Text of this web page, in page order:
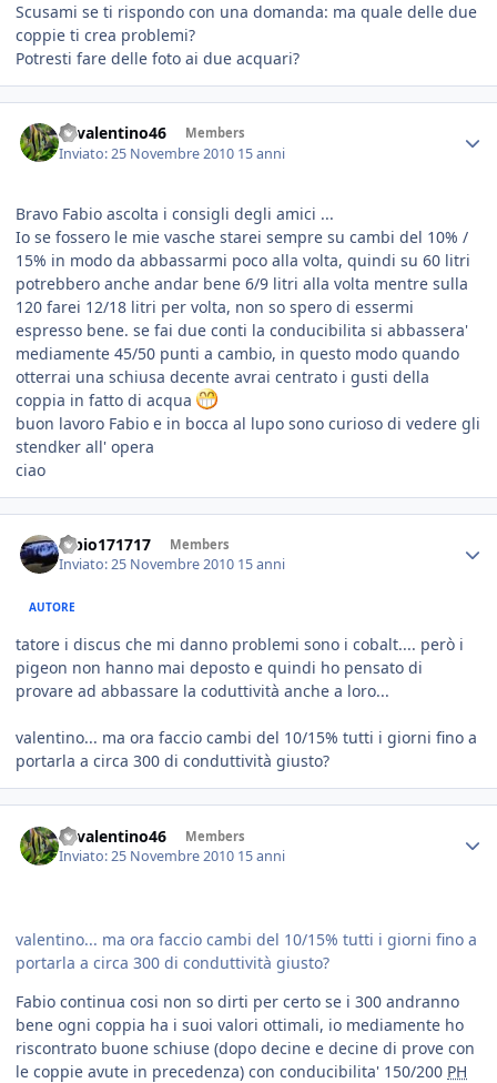
Scusami se ti rispondo con una domanda: ma quale delle due
coppie ti crea problemi?
Potresti fare delle foto ai due acquari?
46valentino46 Members
Inviato:25 Novembre 2010 15 anni
Bravo Fabio ascolta i consigli degli amici ...
Io se fossero le mie vasche starei sempre su cambi del 10% /
15% in modo da abbassarmi poco alla volta, quindi su 60 litri
potrebbero anche andar bene 6/9 litri alla volta mentre sulla
120 farei 12/18 litri per volta, non so spero di essermi
espresso bene. se fai due conti la conducibilita si abbassera'
mediamente 45/50 punti a cambio, in questo modo quando
otterrai una schiusa decente avrai centrato i gusti della
coppia in fatto di acqua
buon lavoro Fabio e in bocca al lupo sono curioso di vedere gli
stendker all' opera
ciao
fabio171717 Members
Inviato:25 Novembre 2010 15 anni
AUTORE
tatore i discus che mi danno problemi sono i cobalt.... però i
pigeon non hanno mai deposto e quindi ho pensato di
provare ad abbassare la coduttività anche a loro...
valentino... ma ora faccio cambi del 10/15% tutti i giorni fino a
portarla a circa 300 di conduttività giusto?
46valentino46 Members
Inviato:25 Novembre 2010 15 anni
valentino... ma ora faccio cambi del 10/15% tutti i giorni fino a
portarla a circa 300 di conduttività giusto?
Fabio continua cosi non so dirti per certo se i 300 andranno
bene ogni coppia ha i suoi valori ottimali, io mediamente ho
riscontrato buone schiuse (dopo decine e decine di prove con
le coppie avute in precedenza) con conducibilita' 150/200 PH